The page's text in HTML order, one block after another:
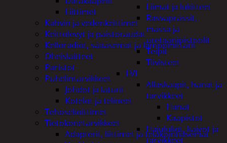
Liimat ja lukitteet
Rasvaprässit,
massa ja
uretaanipistoolit
Teipit
Tiivisteet
LVI
Allaskaapit, hanat ja
tarvikkeet
Hanat
Kaapistot
Hajulukot, kaivot ja
tarvikkeet
Liittimet
Kahvin ja vedenkeittimet
Keittolevyt ja paistoraudat
Kelloradiot, sääasemat ja lämpömittarit
Oheislaitteet
Paristot
Puhelintarvikkeet
Johdot ja laturit
Kotelot ja telineet
Tehosekoittimet
Tietokonetarvikkeet
Adapterit, liittimet ja telakointiasemat